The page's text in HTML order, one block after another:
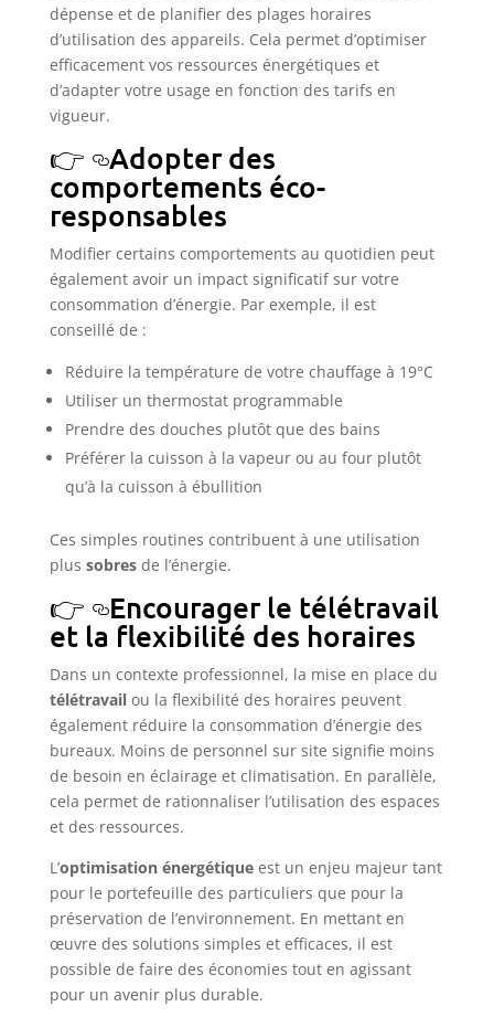
dépense et de planifier des plages horaires
d’utilisation des appareils. Cela permet d’optimiser
efficacement vos ressources énergétiques et
d’adapter votre usage en fonction des tarifs en
vigueur.
Adopter des
comportements éco-
responsables
Modifier certains comportements au quotidien peut
également avoir un impact significatif sur votre
consommation d’énergie. Par exemple, il est
conseillé de :
Réduire la température de votre chauffage à 19°C
Utiliser un thermostat programmable
Prendre des douches plutôt que des bains
Préférer la cuisson à la vapeur ou au four plutôt
qu’à la cuisson à ébullition
Ces simples routines contribuent à une utilisation
plus sobresde l’énergie.
Encourager le télétravail
et la flexibilité des horaires
Dans un contexte professionnel, la mise en place du
télétravailou la flexibilité des horaires peuvent
également réduire la consommation d’énergie des
bureaux. Moins de personnel sur site signifie moins
de besoin en éclairage et climatisation. En parallèle,
cela permet de rationnaliser l’utilisation des espaces
et des ressources.
L’optimisation énergétiqueest un enjeu majeur tant
pour le portefeuille des particuliers que pour la
préservation de l’environnement. En mettant en
œuvre des solutions simples et efficaces, il est
possible de faire des économies tout en agissant
pour un avenir plus durable.